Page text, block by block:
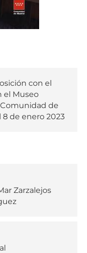
con el
el Museo
de
8 de enero 2023
Zarzalejos